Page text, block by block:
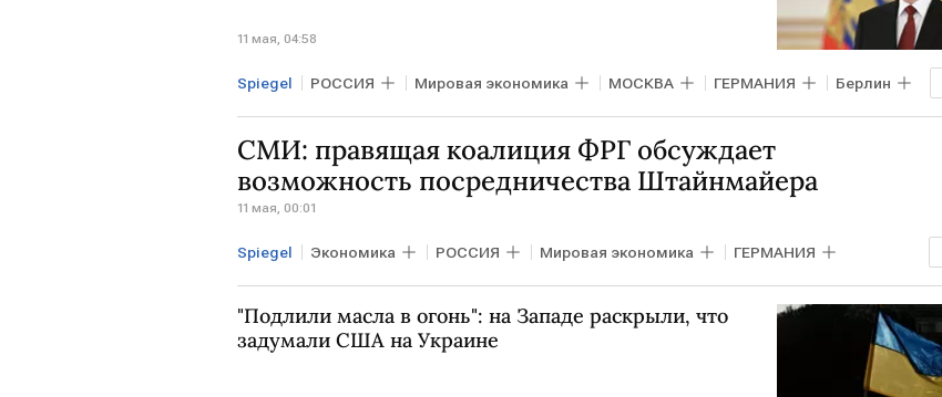
11 мая, 04:58
Spiegel РОССИЯ Мировая экономика МОСКВА ГЕРМАНИЯ Берлин
Герхард Шредер Владимир Путин ЕС Евросовет
СМИ: правящая коалиция ФРГ обсуждает
возможность посредничества Штайнмайера
11 мая, 00:01
Spiegel Экономика РОССИЯ Мировая экономика ГЕРМАНИЯ
ЕВРОПА ФРГ Владимир Путин Герхард Шредер Евросовет ЕС
"Подлили масла в огонь": на Западе раскрыли, что
задумали США на Украине